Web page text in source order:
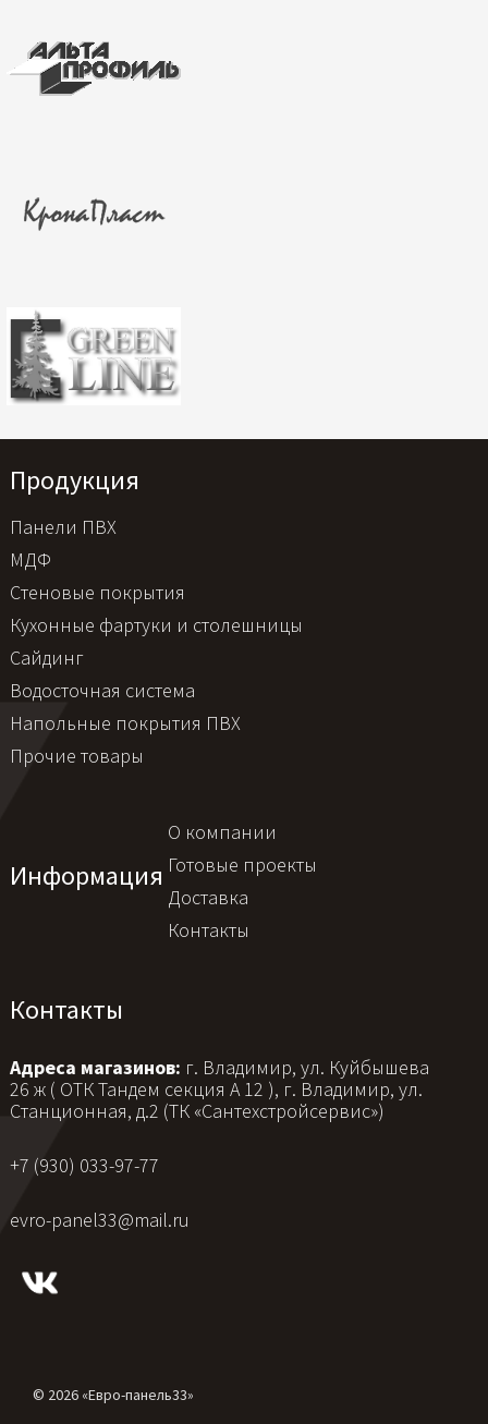
Продукция
Панели ПВХ
МДФ
Стеновые покрытия
Кухонные фартуки и столешницы
Сайдинг
Водосточная система
Напольные покрытия ПВХ
Прочие товары
Информация
О компании
Готовые проекты
Доставка
Контакты
Контакты
Адреса магазинов: г. Владимир, ул. Куйбышева
26 ж ( ОТК Тандем секция А 12 ), г. Владимир, ул.
Станционная, д.2 (ТК «Сантехстройсервис»)
+7 (930) 033-97-77
evro-panel33@mail.ru
© 2026 «Евро-панель33»